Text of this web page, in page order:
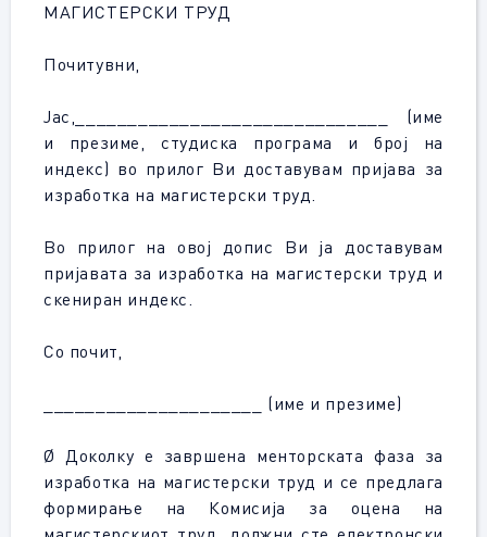
МАГИСТЕРСКИ ТРУД
Почитувни,
Јас,______________________________ (име
и презиме, студиска програма и број на
индекс) во прилог Ви доставувам пријава за
изработка на магистерски труд.
Во прилог на овој допис Ви ја доставувам
пријавата за изработка на магистерски труд и
скениран индекс.
Со почит,
_____________________ (име и презиме)
Ø Доколку е завршена менторската фаза за
изработка на магистерски труд и се предлага
формирање на Комисија за оцена на